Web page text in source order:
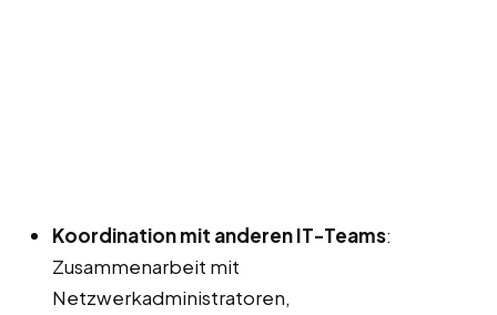
Koordination mit anderen IT-Teams:
Zusammenarbeit mit
Netzwerkadministratoren,